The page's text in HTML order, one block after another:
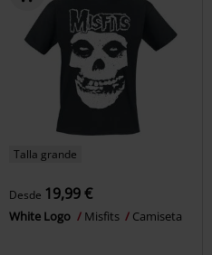
Talla grande
Desde 19,99 €
White Logo Misfits Camiseta